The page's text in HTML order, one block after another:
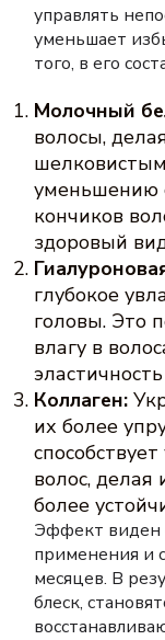
управлять
уменьшает
того, в его
Молочный
волосы,
уменьшению
кончиков
здоровый
глубокое
головы. Это
влагу в
Коллаген:
их более
волос,
более
Эффект виден
применения и
месяцев. В
блеск,